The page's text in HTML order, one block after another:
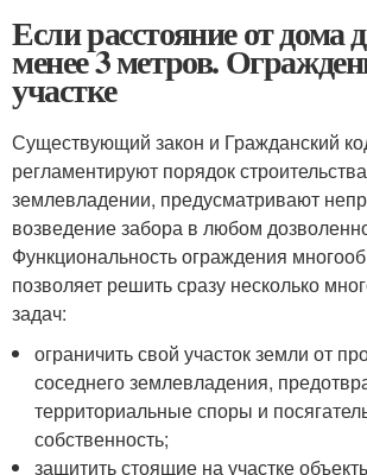
Если расстояние от дома
менее 3 метров.
участке
Существующий закон и Гражданский
регламентируют порядок
землевладении, предусматривают
возведение забора в любом
Функциональность ограждения
позволяет решить сразу несколько
задач:
ограничить свой участок земли от
соседнего землевладения,
территориальные споры и
собственность;
защитить стоящие на участке